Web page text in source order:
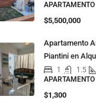
APARTAMENTO
$5,500,000
Apartamento
Piantini en
1 1.5
APARTAMENTO
$1,300